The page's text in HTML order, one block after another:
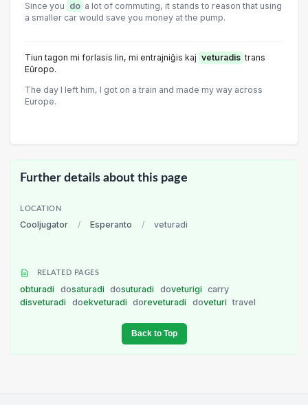
Since you do a lot of commuting, it stands to reason that using
a smaller car would save you money at the pump.
Tiun tagon mi forlasis lin, mi entrajniĝis kaj veturadis trans
Eŭropo.
The day I left him, I got on a train and made my way across
Europe.
Further details about this page
LOCATION
Cooljugator / Esperanto / veturadi
RELATED PAGES
obturadi dosaturadi dosuturadi doveturigi
carry
disveturadi
doekveturadi doreveturadi doveturi travel
Back to Top